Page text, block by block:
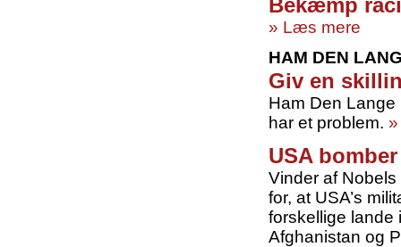
Bekæmp
» Læs mere
HAM DEN
Giv en
Ham Den
har et problem.
USA bomber
Vinder af
for, at USA’s
forskellige lande
Afghanistan og